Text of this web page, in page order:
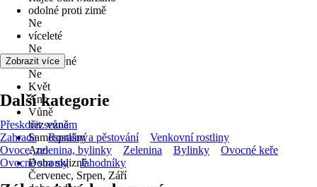
odolné proti zimě
Ne
víceleté
Ne
stálezelené
Ne
Květ
Ano
Vůně
bez vůně
Samosprašný
Ano
Doba sklizně
Červenec, Srpen, Září
Zobrazit více
Další kategorie
Přeskočit seznam
Zahrada
Rostliny a pěstování
Venkovní rostliny
Ovoce, zelenina, bylinky
Zelenina Bylinky
Ovocné keře
Ovocné stromy
Jahodníky